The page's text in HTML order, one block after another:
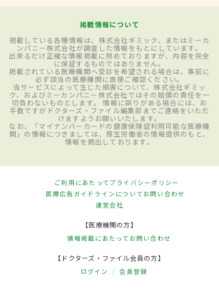
掲載情報について
掲載している各種情報は、株式会社ギミック、またはミーカ
ンパニー株式会社が調査した情報をもとにしています。
出来るだけ正確な情報掲載に努めておりますが、内容を完全
に保証するものではありません。
掲載されている医療機関へ受診を希望される場合は、事前に
必ず該当の医療機関に直接ご確認ください。
当サービスによって生じた損害について、株式会社ギミッ
ク、およびミーカンパニー株式会社ではその賠償の責任を一
切負わないものとします。 情報に誤りがある場合には、お
手数ですがドクターズ・ファイル編集部までご連絡をいただ
けますようお願いいたします。
なお、「マイナンバーカードの健康保険証利用可能な医療機
関」の情報につきましては、厚生労働省の情報提供のもと、
情報を掲出しております。
ご利用にあたってプライバシーポリシー
医療広告ガイドラインについてお問い合わせ
運営会社
【医療機関の方】
情報掲載にあたって お問い合わせ
【ドクターズ・ファイル会員の方】
ログイン 会員登録